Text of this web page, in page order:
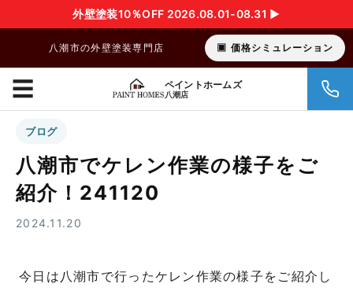
外壁塗装10％OFF 2026.08.01-08.31 ▶︎
八潮市の外壁塗装専門店 価格シミュレーション
ペイントホームズ
八潮店
☰
ブログ
八潮市でケレン作業の様子をご
紹介！241120
2024.11.20
今日は八潮市で行ったケレン作業の様子をご紹介し